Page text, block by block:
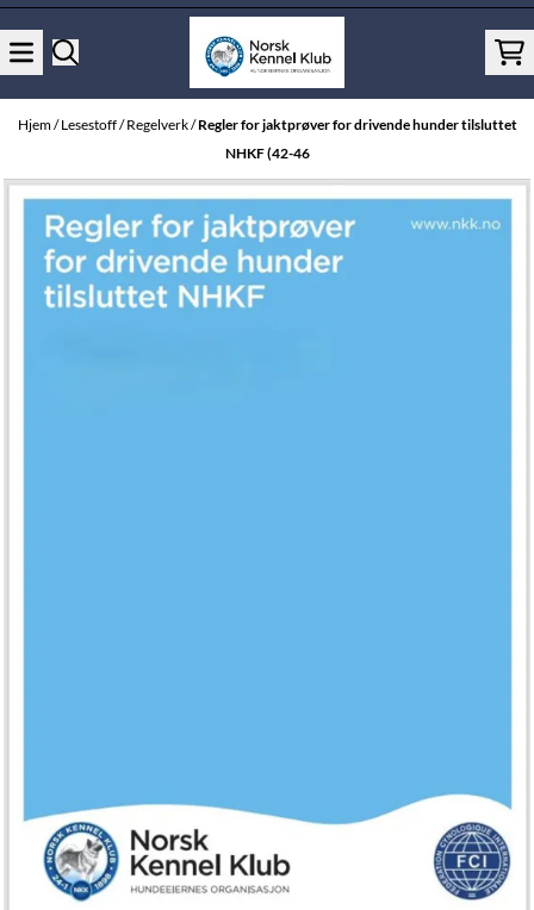
Hjem/Lesestoff/Regelverk/Regler for jaktprøver for drivende hunder tilsluttet
NHKF (42-46